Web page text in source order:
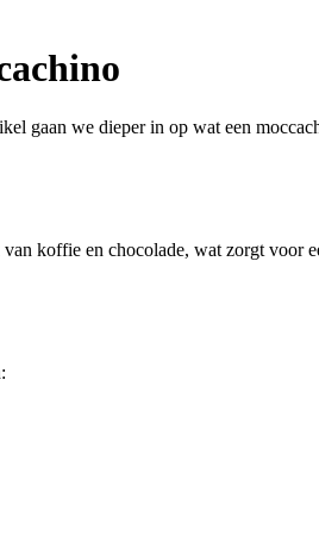
gaan we dieper in op wat een
koffie en chocolade, wat zorgt voor